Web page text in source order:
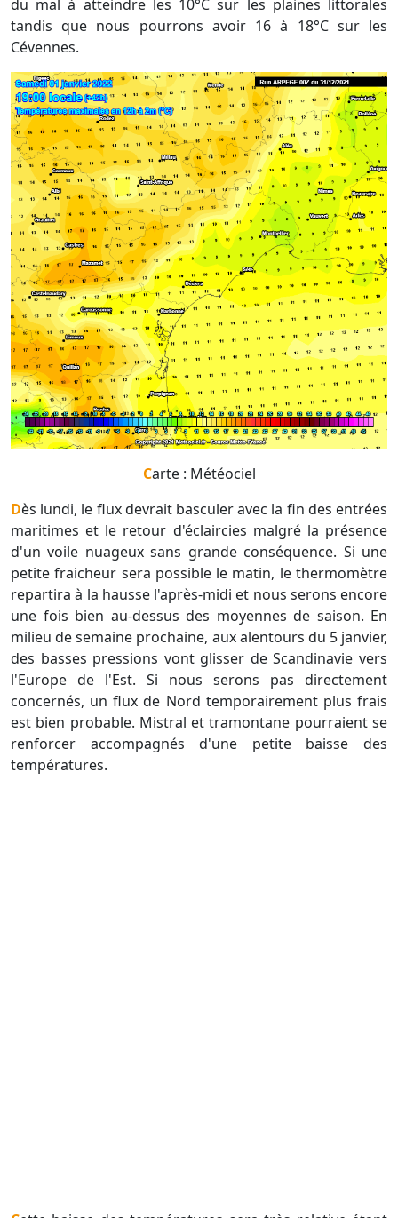
du mal à atteindre les 10°C sur les plaines littorales
tandis que nous pourrons avoir 16 à 18°C sur les
Cévennes.
Carte : Météociel
Dès lundi, le flux devrait basculer avec la fin des entrées
maritimes et le retour d'éclaircies malgré la présence
d'un voile nuageux sans grande conséquence. Si une
petite fraicheur sera possible le matin, le thermomètre
repartira à la hausse l'après-midi et nous serons encore
une fois bien au-dessus des moyennes de saison. En
milieu de semaine prochaine, aux alentours du 5 janvier,
des basses pressions vont glisser de Scandinavie vers
l'Europe de l'Est. Si nous serons pas directement
concernés, un flux de Nord temporairement plus frais
est bien probable. Mistral et tramontane pourraient se
renforcer accompagnés d'une petite baisse des
températures.